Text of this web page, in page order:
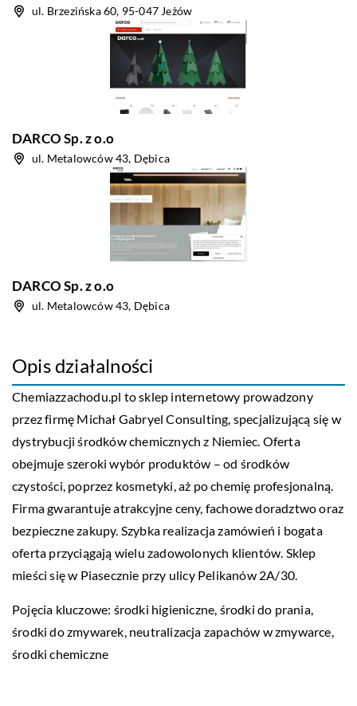
ul. Brzezińska 60, 95-047 Jeżów
DARCO Sp. z o.o
ul. Metalowców 43, Dębica
DARCO Sp. z o.o
ul. Metalowców 43, Dębica
Opis działalności
Chemiazzachodu.pl to sklep internetowy prowadzony
przez firmę Michał Gabryel Consulting, specjalizującą się w
dystrybucji środków chemicznych z Niemiec. Oferta
obejmuje szeroki wybór produktów – od środków
czystości, poprzez kosmetyki, aż po chemię profesjonalną.
Firma gwarantuje atrakcyjne ceny, fachowe doradztwo oraz
bezpieczne zakupy. Szybka realizacja zamówień i bogata
oferta przyciągają wielu zadowolonych klientów. Sklep
mieści się w Piasecznie przy ulicy Pelikanów 2A/30.
Pojęcia kluczowe: środki higieniczne, środki do prania,
środki do zmywarek, neutralizacja zapachów w zmywarce,
środki chemiczne